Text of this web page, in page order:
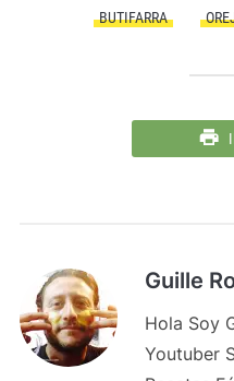
BUTIFARRA
Guille
Hola Soy
Youtuber